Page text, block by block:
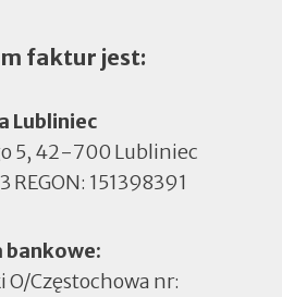
faktur jest:
Lubliniec
5, 42-700 Lubliniec
REGON: 151398391
bankowe:
O/Częstochowa nr: